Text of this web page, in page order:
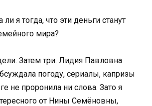
ли я тогда, что эти деньги станут
мира?
Затем три. Лидия Павловна
погоду, сериалы, капризы
не проронила ни слова. Зато я
от Нины Семёновны,